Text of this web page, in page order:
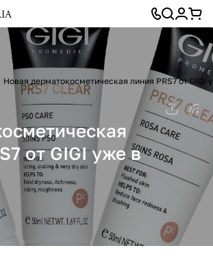
Новая дерматокосметическая линия PRS7 от GIGI
от GIGI уже в